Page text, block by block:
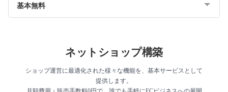
売
基本無料
ネットショップ構築
ショップ運営に最適化された様々な機能を、基本サービスとして
提供します。